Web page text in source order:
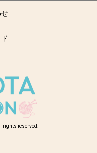
せ
rights reserved.